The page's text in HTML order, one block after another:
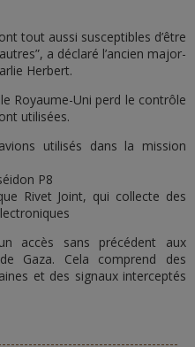
tout aussi susceptibles d’être
a déclaré l’ancien major-
Herbert.
Royaume-Uni perd le contrôle
utilisées.
utilisés dans la mission
P8
Rivet Joint, qui collecte des
accès sans précédent aux
Gaza. Cela comprend des
et des signaux interceptés